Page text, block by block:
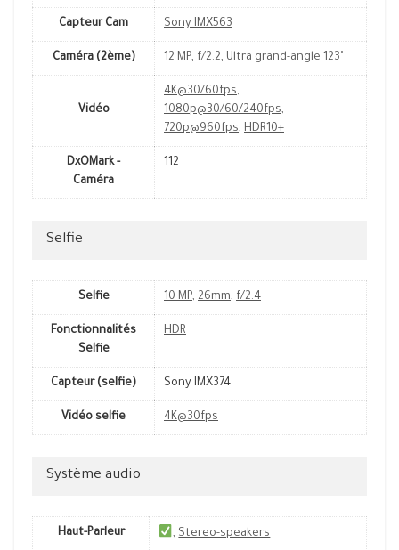
Capteur Cam Sony IMX563
Caméra (2ème) 12 MP, f/2.2, Ultra grand-angle 123˚
Vidéo
4K@30/60fps,
1080p@30/60/240fps,
720p@960fps, HDR10+
DxOMark -
Caméra
112
Selfie
Selfie 10 MP, 26mm, f/2.4
Fonctionnalités
Selfie
HDR
Capteur (selfie) Sony IMX374
Vidéo selfie 4K@30fps
Système audio
Haut-Parleur ,Stereo-speakers